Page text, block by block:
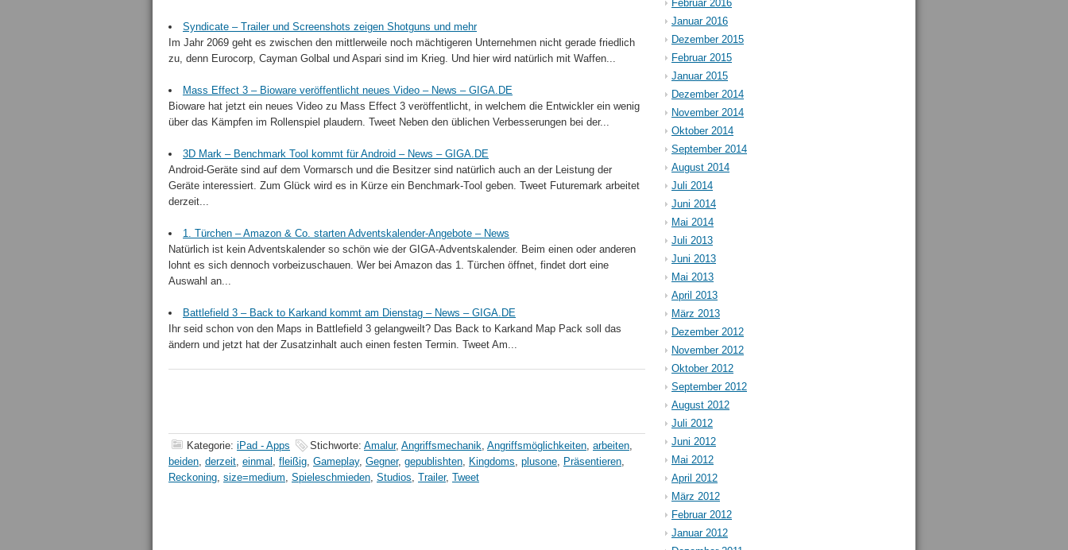
Syndicate – Trailer und Screenshots zeigen Shotguns und mehr
Im Jahr 2069 geht es zwischen den mittlerweile noch mächtigeren Unternehmen nicht gerade friedlich
zu, denn Eurocorp, Cayman Golbal und Aspari sind im Krieg. Und hier wird natürlich mit Waffen...
Mass Effect 3 – Bioware veröffentlicht neues Video – News – GIGA.DE
Bioware hat jetzt ein neues Video zu Mass Effect 3 veröffentlicht, in welchem die Entwickler ein wenig
über das Kämpfen im Rollenspiel plaudern. Tweet Neben den üblichen Verbesserungen bei der...
3D Mark – Benchmark Tool kommt für Android – News – GIGA.DE
Android-Geräte sind auf dem Vormarsch und die Besitzer sind natürlich auch an der Leistung der
Geräte interessiert. Zum Glück wird es in Kürze ein Benchmark-Tool geben. Tweet Futuremark arbeitet
derzeit...
1. Türchen – Amazon & Co. starten Adventskalender-Angebote – News
Natürlich ist kein Adventskalender so schön wie der GIGA-Adventskalender. Beim einen oder anderen
lohnt es sich dennoch vorbeizuschauen. Wer bei Amazon das 1. Türchen öffnet, findet dort eine
Auswahl an...
Battlefield 3 – Back to Karkand kommt am Dienstag – News – GIGA.DE
Ihr seid schon von den Maps in Battlefield 3 gelangweilt? Das Back to Karkand Map Pack soll das
ändern und jetzt hat der Zusatzinhalt auch einen festen Termin. Tweet Am...
Kategorie: iPad - Apps Stichworte: Amalur, Angriffsmechanik, Angriffsmöglichkeiten, arbeiten,
beiden, derzeit, einmal , fleißig, Gameplay, Gegner, gepublishten, Kingdoms, plusone, Präsentieren,
Reckoning, size=medium, Spieleschmieden, Studios, Trailer, Tweet
Februar 2016
Januar 2016
Dezember 2015
Februar 2015
Januar 2015
Dezember 2014
November 2014
Oktober 2014
September 2014
August 2014
Juli 2014
Juni 2014
Mai 2014
Juli 2013
Juni 2013
Mai 2013
April 2013
März 2013
Dezember 2012
November 2012
Oktober 2012
September 2012
August 2012
Juli 2012
Juni 2012
Mai 2012
April 2012
März 2012
Februar 2012
Januar 2012